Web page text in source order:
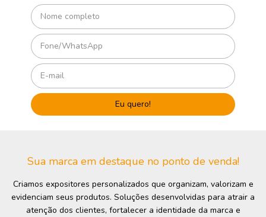
Sua marca em destaque no ponto de venda!
Criamos expositores personalizados que organizam, valorizam e
evidenciam seus produtos. Soluções desenvolvidas para atrair a
atenção dos clientes, fortalecer a identidade da marca e